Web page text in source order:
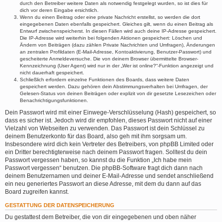
durch den Betreiber weitere Daten als notwendig festgelegt wurden, so ist dies für
dich vor deren Eingabe ersichtlich.
Wenn du einen Beitrag oder eine private Nachricht erstellst, so werden die dort
eingegebenen Daten ebenfalls gespeichert. Gleiches gilt, wenn du einen Beitrag als
Entwurf zwischenspeicherst. In diesen Fällen wird auch deine IP-Adresse gespeichert.
Die IP-Adresse wird weiterhin bei folgenden Aktionen gespeichert: Löschen und
Ändern von Beiträgen (dazu zählen Private Nachrichten und Umfragen), Änderungen
an zentralen Profildaten (E-Mail-Adresse, Kontoaktivierung, Benutzer-Passwort) und
gescheiterte Anmeldeversuche. Die von deinem Browser übermittelte Browser-
Kennzeichnung (User Agent) wird nur in der „Wer ist online?“-Funktion angezeigt und
nicht dauerhaft gespeichert.
Schließlich erfordern einzelne Funktionen des Boards, dass weitere Daten
gespeichert werden. Dazu gehören dein Abstimmungsverhalten bei Umfragen, der
Gelesen-Status von deinen Beiträgen oder explizit von dir gesetzte Lesezeichen oder
Benachrichtigungsfunktionen.
Dein Passwort wird mit einer Einwege-Verschlüsselung (Hash) gespeichert, so
dass es sicher ist. Jedoch wird dir empfohlen, dieses Passwort nicht auf einer
Vielzahl von Webseiten zu verwenden. Das Passwort ist dein Schlüssel zu
deinem Benutzerkonto für das Board, also geh mit ihm sorgsam um.
Insbesondere wird dich kein Vertreter des Betreibers, von phpBB Limited oder
ein Dritter berechtigterweise nach deinem Passwort fragen. Solltest du dein
Passwort vergessen haben, so kannst du die Funktion „Ich habe mein
Passwort vergessen“ benutzen. Die phpBB-Software fragt dich dann nach
deinem Benutzernamen und deiner E-Mail-Adresse und sendet anschließend
ein neu generiertes Passwort an diese Adresse, mit dem du dann auf das
Board zugreifen kannst.
GESTATTUNG DER DATENSPEICHERUNG
Du gestattest dem Betreiber, die von dir eingegebenen und oben näher